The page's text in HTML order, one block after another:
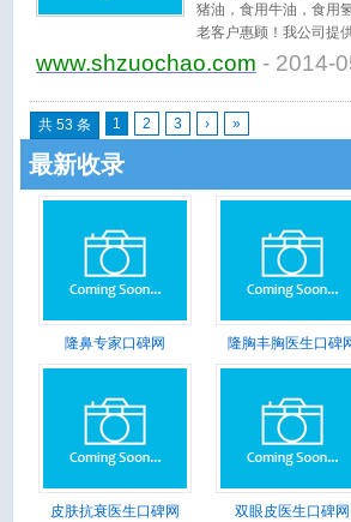
猪油，食用牛油，食用
老客户惠顾！我公司提
您的合作！
www.shzuochao.com - 2014-
共 53 条 1 2 3 › »
最新收录
隆鼻专家口碑网 隆胸丰胸医生口碑
皮肤抗衰医生口碑网 双眼皮医生口碑网